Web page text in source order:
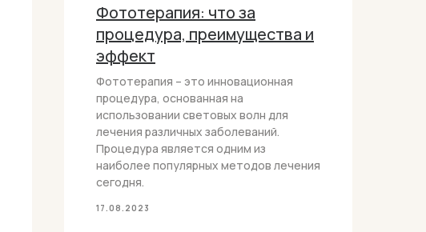
Фототерапия: что за
процедура, преимущества и
эффект
Фототерапия – это инновационная
процедура, основанная на
использовании световых волн для
лечения различных заболеваний.
Процедура является одним из
наиболее популярных методов лечения
сегодня.
17.08.2023